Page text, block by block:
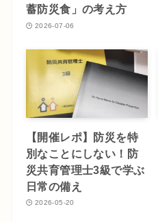
蓄防災食」の考え方
2026-07-06
【開催レポ】防災を特
別なことにしない！防
災共育管理士3級で学ぶ
日常の備え
2026-05-20